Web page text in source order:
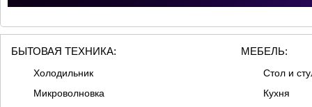
БЫТОВАЯ ТЕХНИКА:
Холодильник
Микроволновка
МЕБЕЛЬ:
Стол и
Кухня